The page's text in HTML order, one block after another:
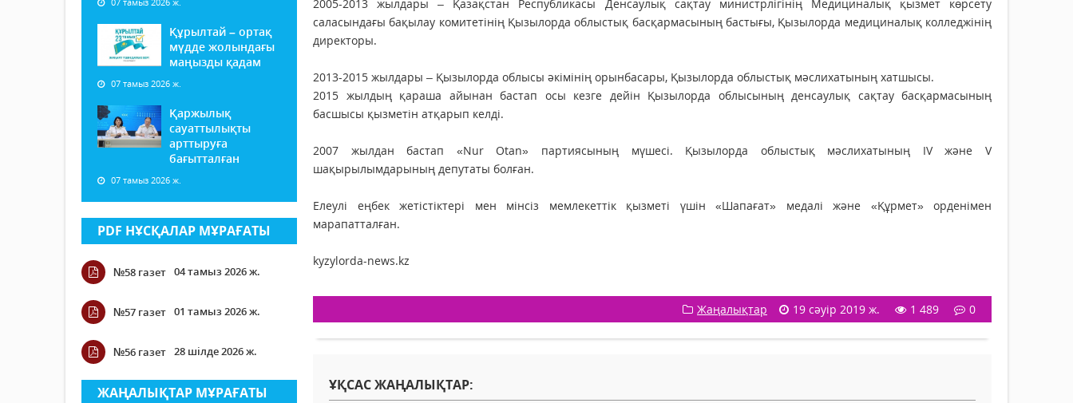
Құрылтай – ортақ
мүдде жолындағы
маңызды қадам
07 тамыз 2026 ж.
Қаржылық
сауаттылықты
арттыруға
бағытталған
07 тамыз 2026 ж.
PDF НҰСҚАЛАР МҰРАҒАТЫ
№58 газет 04 тамыз 2026 ж.
№57 газет 01 тамыз 2026 ж.
№56 газет 28 шілде 2026 ж.
ЖАҢАЛЫҚТАР МҰРАҒАТЫ
2005-2013 жылдары – Қазақстан Республикасы Денсаулық сақтау министрлігінің Медициналық қызмет көрсету
саласындағы бақылау комитетінің Қызылорда облыстық басқармасының бастығы, Қызылорда медициналық колледжінің
директоры.
2013-2015 жылдары – Қызылорда облысы әкімінің орынбасары, Қызылорда облыстық мәслихатының хатшысы.
2015 жылдың қараша айынан бастап осы кезге дейін Қызылорда облысының денсаулық сақтау басқармасының
басшысы қызметін атқарып келді.
2007 жылдан бастап «Nur Otan» партиясының мүшесі. Қызылорда облыстық мәслихатының IV және V
шақырылымдарының депутаты болған.
Елеулі еңбек жетістіктері мен мінсіз мемлекеттік қызметі үшін «Шапағат» медалі және «Құрмет» орденімен
марапатталған.
kyzylorda-news.kz
Жаңалықтар 19 сәуір 2019 ж. 1 489 0
ҰҚСАС ЖАҢАЛЫҚТАР: